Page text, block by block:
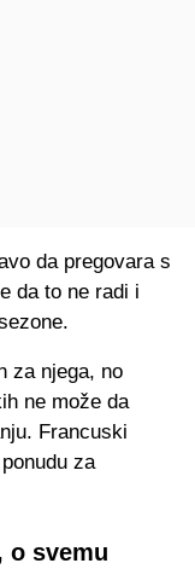
da pregovara s
da to ne radi i
za njega, no
ne može da
Francuski
za
o svemu